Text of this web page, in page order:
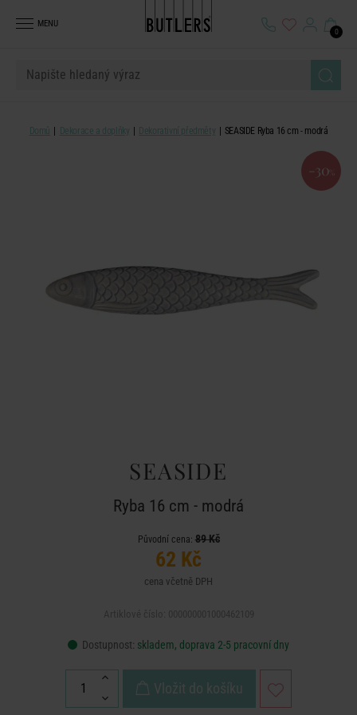
MENU
0
Domů Dekorace a doplňky Dekorativní předměty SEASIDE Ryba 16 cm - modrá
-30 %
SEASIDE
Ryba 16 cm - modrá
Původní cena:89 Kč
62 Kč
cena včetně DPH
Dostupnost: skladem, doprava 2-5 pracovní dny
Vložit do košíku